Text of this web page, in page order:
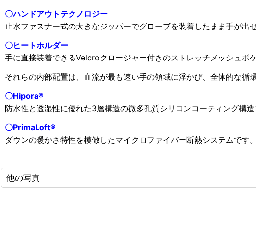
〇ハンドアウトテクノロジー
止水ファスナー式の大きなジッパーでグローブを装着したまま手が出
〇ヒートホルダー
手に直接装着できるVelcroクロージャー付きのストレッチメッシュポ
それらの内部配置は、血流が最も速い手の領域に浮かび、全体的な循
〇Hipora®
防水性と透湿性に優れた3層構造の微多孔質シリコンコーティング構
〇PrimaLoft®
ダウンの暖かさ特性を模倣したマイクロファイバー断熱システムです
他の写真